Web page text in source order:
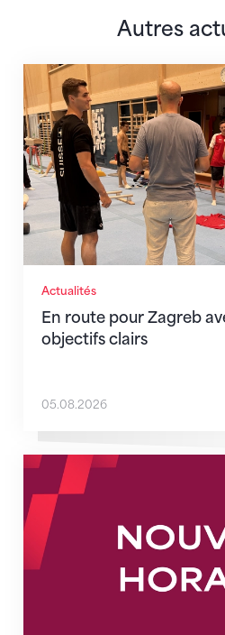
Autres
Actualités
En route pour Zagreb
objectifs clairs
En route pour Zagreb avec
05.08.2026
Nouveaux horaires du